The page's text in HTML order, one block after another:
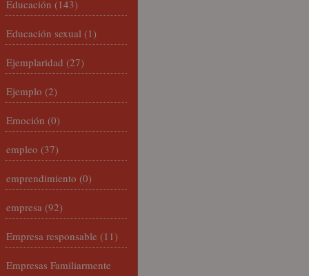
Educación (143)
Educación sexual (1)
Ejemplaridad (27)
Ejemplo (2)
Emoción (0)
empleo (37)
emprendimiento (0)
empresa (92)
Empresa responsable (11)
Empresas Familiarmente